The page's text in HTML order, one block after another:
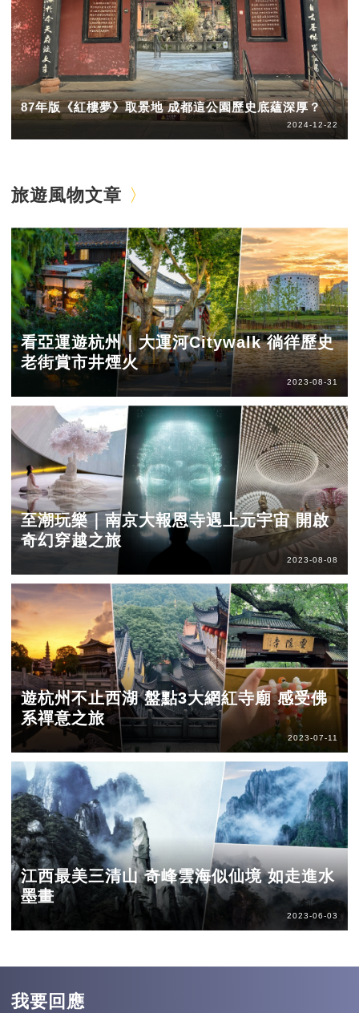
87年版《紅樓夢》取景地 成都這公園歷史底蘊深厚？
2024-12-22
旅遊風物文章
看亞運遊杭州｜大運河Citywalk 徜徉歷史
老街賞市井煙火
2023-08-31
至潮玩樂｜南京大報恩寺遇上元宇宙 開啟
奇幻穿越之旅
2023-08-08
遊杭州不止西湖 盤點3大網紅寺廟 感受佛
系禪意之旅
2023-07-11
江西最美三清山 奇峰雲海似仙境 如走進水
墨畫
2023-06-03
我要回應